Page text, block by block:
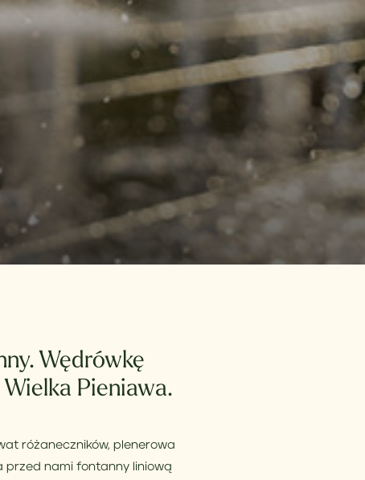
Wędrówkę
Pieniawa.
różaneczników, plenerowa
przed nami fontanny liniową